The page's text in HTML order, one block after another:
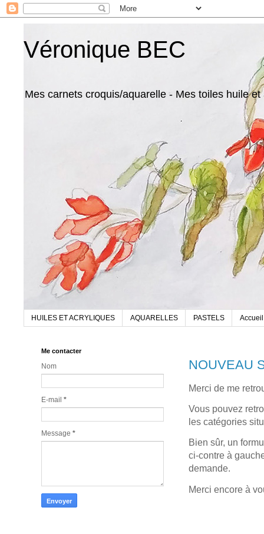
Véronique BEC
Mes carnets croquis/aquarelle - Mes toiles huile et
HUILES ET ACRYLIQUES AQUARELLES PASTELS Accueil
NOUVEAU
Merci de me
Vous pouvez
les catégories
Bien sûr, un
ci-contre à
demande.
Merci encore à
Me contacter
Nom
E-mail *
Message *